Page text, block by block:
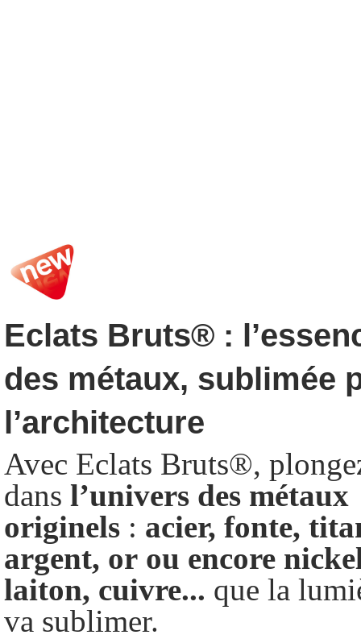
Eclats Bruts® :
des métaux, sublimée
l’architecture
Avec Eclats Bruts®,
dans l’univers des métaux
originels : acier, fonte,
argent, or ou encore
laiton, cuivre... que la
va sublimer.